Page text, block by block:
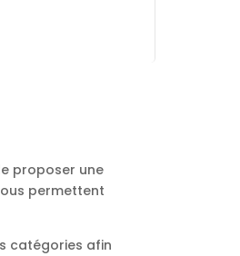
proposer une
permettent
catégories afin